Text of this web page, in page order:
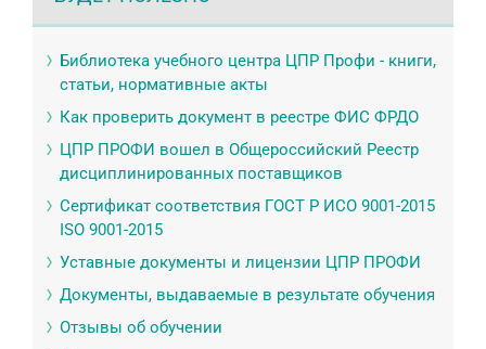
Библиотека учебного центра ЦПР Профи - книги,
статьи, нормативные акты
Как проверить документ в реестре ФИС ФРДО
ЦПР ПРОФИ вошел в Общероссийский Реестр
дисциплинированных поставщиков
Сертификат соответствия ГОСТ Р ИСО 9001-2015
ISO 9001-2015
Уставные документы и лицензии ЦПР ПРОФИ
Документы, выдаваемые в результате обучения
Отзывы об обучении